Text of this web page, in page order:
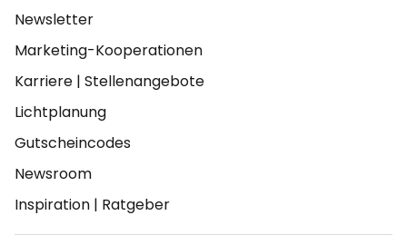
Newsletter
Marketing-Kooperationen
Karriere | Stellenangebote
Lichtplanung
Gutscheincodes
Newsroom
Inspiration | Ratgeber